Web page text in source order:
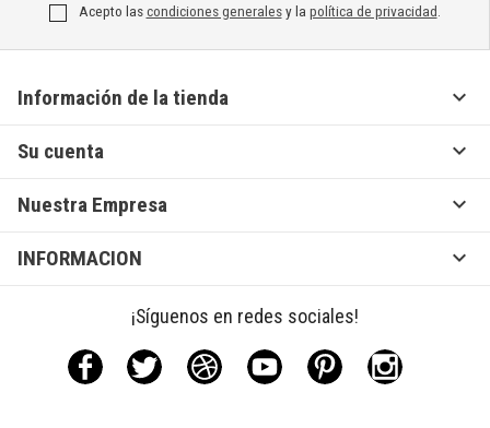
Acepto lascondiciones generalesy la política de privacidad
Información de la tienda 
Su cuenta 
Nuestra Empresa 
INFORMACION 
¡Síguenos en redes sociales!
Facebook Twitter Rss YouTubePinterestInstagram